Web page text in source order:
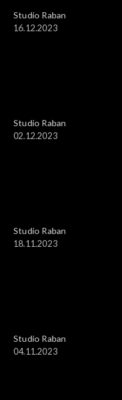
Studio Raban
16.12.2023
Studio Raban
02.12.2023
Studio Raban
18.11.2023
Studio Raban
04.11.2023